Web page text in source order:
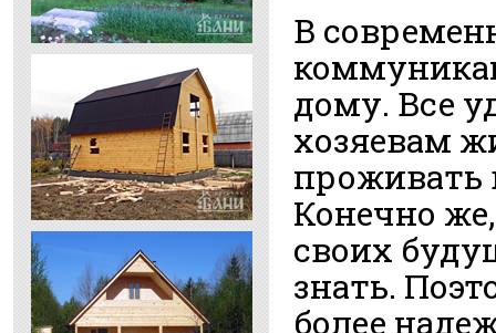
В
дому. Все
хозяевам
проживать
Конечно
своих
знать.
более